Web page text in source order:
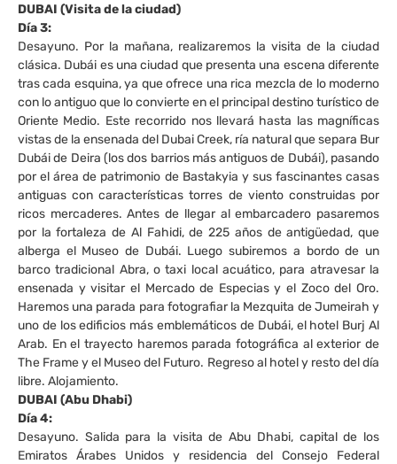
DUBAI (Visita de la ciudad)
Día 3:
Desayuno. Por la mañana, realizaremos la visita de la ciudad
clásica. Dubái es una ciudad que presenta una escena diferente
tras cada esquina, ya que ofrece una rica mezcla de lo moderno
con lo antiguo que lo convierte en el principal destino turístico de
Oriente Medio. Este recorrido nos llevará hasta las magníficas
vistas de la ensenada del Dubai Creek, ría natural que separa Bur
Dubái de Deira (los dos barrios más antiguos de Dubái), pasando
por el área de patrimonio de Bastakyia y sus fascinantes casas
antiguas con características torres de viento construidas por
ricos mercaderes. Antes de llegar al embarcadero pasaremos
por la fortaleza de Al Fahidi, de 225 años de antigüedad, que
alberga el Museo de Dubái. Luego subiremos a bordo de un
barco tradicional Abra, o taxi local acuático, para atravesar la
ensenada y visitar el Mercado de Especias y el Zoco del Oro.
Haremos una parada para fotografiar la Mezquita de Jumeirah y
uno de los edificios más emblemáticos de Dubái, el hotel Burj Al
Arab. En el trayecto haremos parada fotográfica al exterior de
The Frame y el Museo del Futuro. Regreso al hotel y resto del día
libre. Alojamiento.
DUBAI (Abu Dhabi)
Día 4:
Desayuno. Salida para la visita de Abu Dhabi, capital de los
Emiratos Árabes Unidos y residencia del Consejo Federal